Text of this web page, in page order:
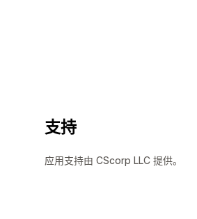
支持
应用支持由 CScorp LLC 提供。